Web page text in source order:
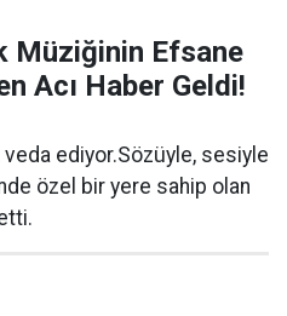
Müziğinin Efsane
Acı Haber Geldi!
ediyor.Sözüyle, sesiyle
özel bir yere sahip olan